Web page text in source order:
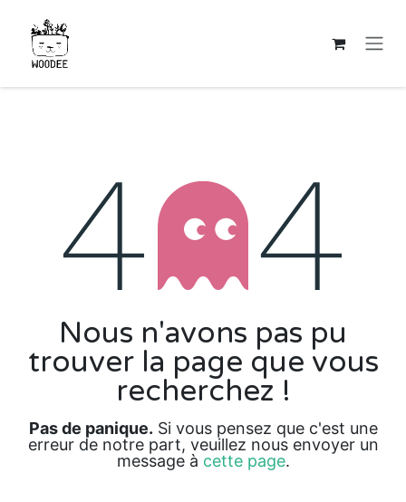
Erreur 404
Nous n'avons pas pu
trouver la page que vous
recherchez !
Pas de panique. Si vous pensez que c'est une
erreur de notre part, veuillez nous envoyer un
message à cette page.